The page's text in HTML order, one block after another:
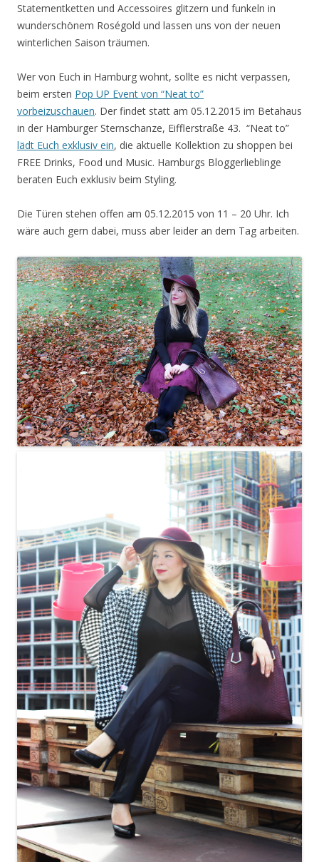
Statementketten und Accessoires glitzern und funkeln in
wunderschönem Roségold und lassen uns von der neuen
winterlichen Saison träumen.
Wer von Euch in Hamburg wohnt, sollte es nicht verpassen,
beim ersten Pop UP Event von “Neat to”
vorbeizuschauen. Der findet statt am 05.12.2015 im Betahaus
in der Hamburger Sternschanze, Eifflerstraße 43. “Neat to”
lädt Euch exklusiv ein, die aktuelle Kollektion zu shoppen bei
FREE Drinks, Food und Music. Hamburgs Bloggerlieblinge
beraten Euch exklusiv beim Styling.
Die Türen stehen offen am 05.12.2015 von 11 – 20 Uhr. Ich
wäre auch gern dabei, muss aber leider an dem Tag arbeiten.